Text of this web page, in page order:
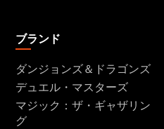
ブランド
ダンジョンズ＆ドラゴンズ
デュエル・マスターズ
マジック：ザ・ギャザリン
グ